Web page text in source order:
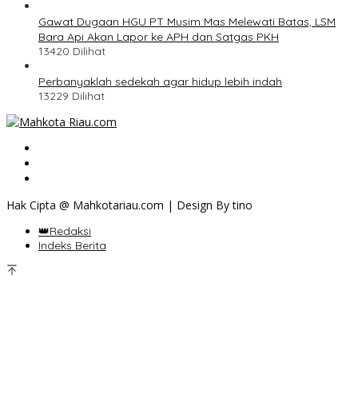
Gawat Dugaan HGU PT Musim Mas Melewati Batas, LSM
Bara Api Akan Lapor ke APH dan Satgas PKH
13420 Dilihat
Perbanyaklah sedekah agar hidup lebih indah
13229 Dilihat
Hak Cipta @ Mahkotariau.com | Design By tino
👑Redaksi
Indeks Berita